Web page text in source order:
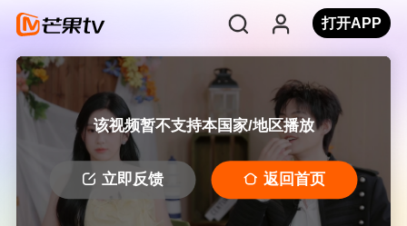
打开APP
该视频暂不支持本国家/地区播放
立即反馈 返回首页